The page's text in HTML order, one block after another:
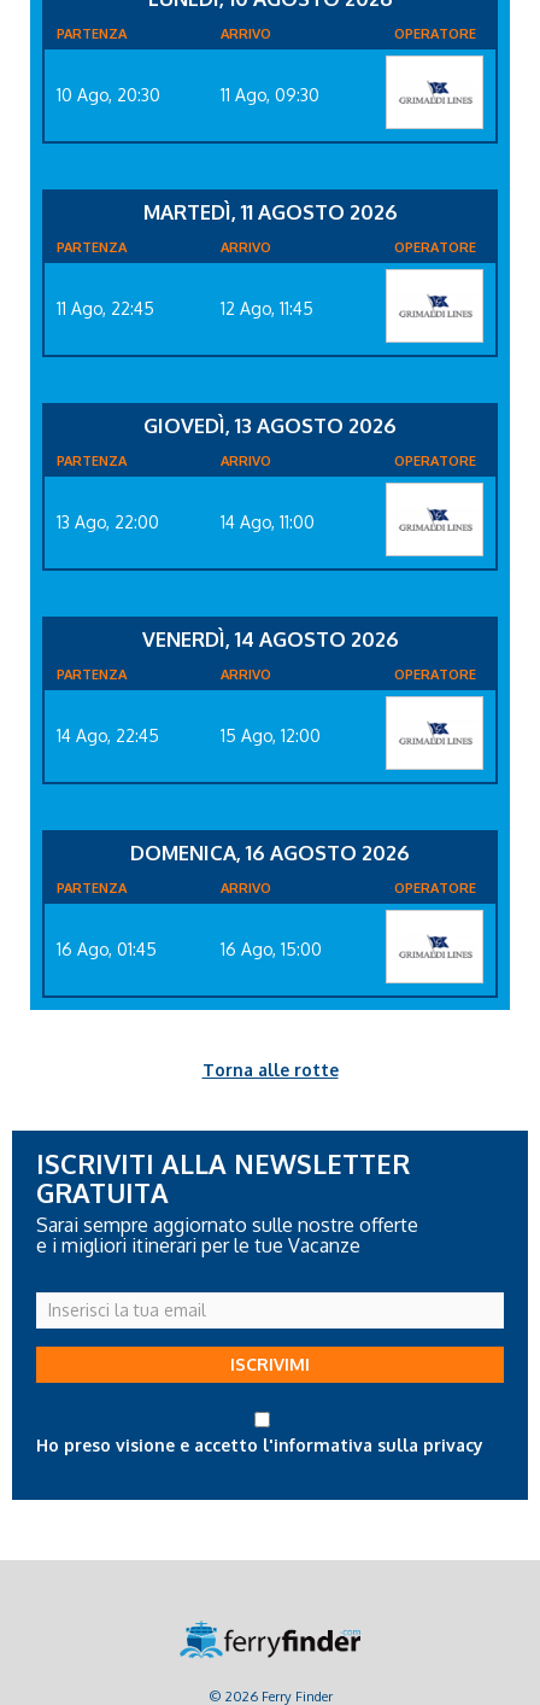
PARTENZA ARRIVO OPERATORE
10 Ago, 20:30 11 Ago, 09:30
MARTEDÌ, 11 AGOSTO 2026
PARTENZA ARRIVO OPERATORE
11 Ago, 22:45 12 Ago, 11:45
GIOVEDÌ, 13 AGOSTO 2026
PARTENZA ARRIVO OPERATORE
13 Ago, 22:00 14 Ago, 11:00
VENERDÌ, 14 AGOSTO 2026
PARTENZA ARRIVO OPERATORE
14 Ago, 22:45 15 Ago, 12:00
DOMENICA, 16 AGOSTO 2026
PARTENZA ARRIVO OPERATORE
16 Ago, 01:45 16 Ago, 15:00
Torna alle rotte
ISCRIVITI ALLA NEWSLETTER
GRATUITA
Sarai sempre aggiornato sulle nostre offerte
e i migliori itinerari per le tue Vacanze
Inserisci
la
tua
ISCRIVIMI
Ho preso visione e accetto l'informativa sulla privacy
© 2026 Ferry Finder